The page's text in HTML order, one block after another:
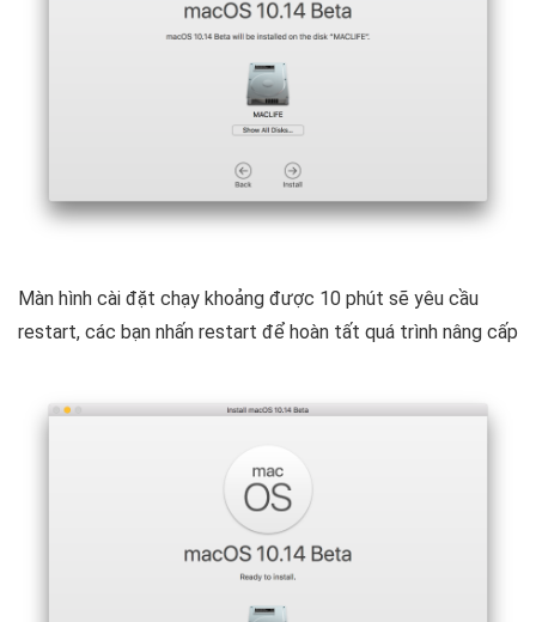
Màn hình cài đặt chạy khoảng được 10 phút sẽ yêu cầu
restart, các bạn nhấn restart để hoàn tất quá trình nâng cấp